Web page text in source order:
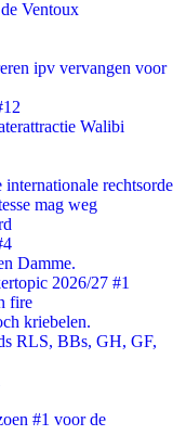
Ventoux
ipv vervangen voor
Walibi
rechtsorde
mag weg
Damme.
2026/27 #1
fire
kriebelen.
RLS, BBs, GH, GF,
#1 voor de